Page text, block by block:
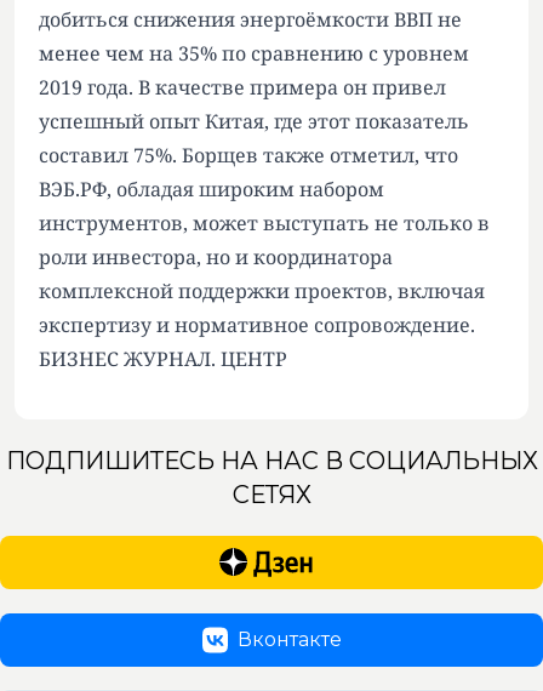
добиться снижения энергоёмкости ВВП не
менее чем на 35% по сравнению с уровнем
2019 года. В качестве примера он привел
успешный опыт Китая, где этот показатель
составил 75%. Борщев также отметил, что
ВЭБ.РФ, обладая широким набором
инструментов, может выступать не только в
роли инвестора, но и координатора
комплексной поддержки проектов, включая
экспертизу и нормативное сопровождение.
БИЗНЕС ЖУРНАЛ. ЦЕНТР
ПОДПИШИТЕСЬ НА НАС В СОЦИАЛЬНЫХ
СЕТЯХ
Вконтакте